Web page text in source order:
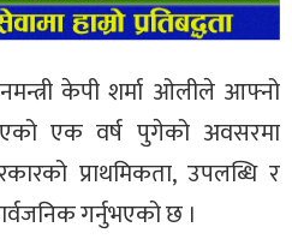
केपी शर्मा ओलीले आफ्नो
एक वर्ष पुगेको अवसरमा
प्राथमिकता, उपलब्धि र
गर्नुभएको छ ।